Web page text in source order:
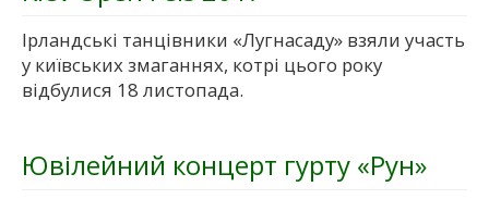
Ірландські танцівники «Лугнасаду» взяли участь
у київських змаганнях, котрі цього року
відбулися 18 листопада.
Ювілейний концерт гурту «Рун»